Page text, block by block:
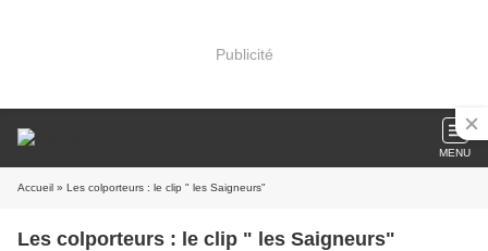
Publicité
MENU
Accueil » Les colporteurs : le clip " les Saigneurs"
Les colporteurs : le clip " les Saigneurs"